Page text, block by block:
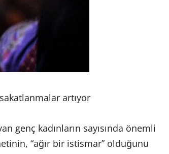
artıyor
genç kadınların sayısında önemli
“ağır bir istismar” olduğunu